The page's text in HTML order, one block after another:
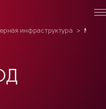
инфраструктура >